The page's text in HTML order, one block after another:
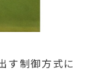
す制御方式に